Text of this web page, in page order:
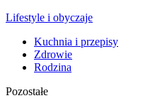
Lifestyle i obyczaje
Kuchnia i przepisy
Zdrowie
Rodzina
Pozostałe